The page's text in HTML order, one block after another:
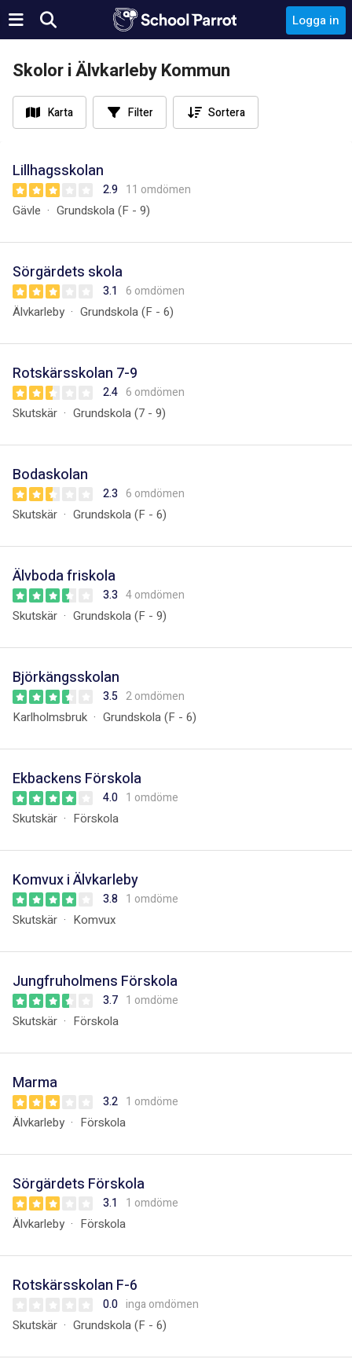
Logga in
Skolor i Älvkarleby Kommun
Karta Filter Sortera
Lillhagsskolan
2.9 11 omdömen
Gävle Grundskola (F - 9)
Sörgärdets skola
3.1 6 omdömen
Älvkarleby Grundskola (F - 6)
Rotskärsskolan 7-9
2.4 6 omdömen
Skutskär Grundskola (7 - 9)
Bodaskolan
2.3 6 omdömen
Skutskär Grundskola (F - 6)
Älvboda friskola
3.3 4 omdömen
Skutskär Grundskola (F - 9)
Björkängsskolan
3.5 2 omdömen
Karlholmsbruk Grundskola (F - 6)
Ekbackens Förskola
4.0 1 omdöme
Skutskär Förskola
Komvux i Älvkarleby
3.8 1 omdöme
Skutskär Komvux
Jungfruholmens Förskola
3.7 1 omdöme
Skutskär Förskola
Marma
3.2 1 omdöme
Älvkarleby Förskola
Sörgärdets Förskola
3.1 1 omdöme
Älvkarleby Förskola
Rotskärsskolan F-6
0.0 inga omdömen
Skutskär Grundskola (F - 6)